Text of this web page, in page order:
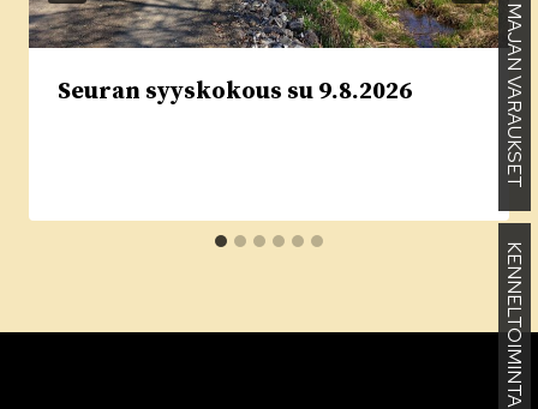
MAJAN VARAUKSET
KENNELTOIMINTA
Seuran syyskokous su 9.8.2026